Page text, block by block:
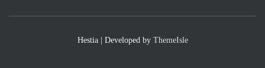
Hestia | Developed by ThemeIsle